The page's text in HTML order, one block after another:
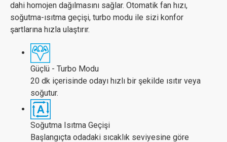
dahi homojen dağılmasını sağlar. Otomatik fan hızı,
soğutma-ısıtma geçişi, turbo modu ile sizi konfor
şartlarına hızla ulaştırır.
Güçlü - Turbo Modu
20 dk içerisinde odayı hızlı bir şekilde ısıtır veya
soğutur.
Soğutma Isıtma Geçişi
Başlangıçta odadaki sıcaklık seviyesine göre